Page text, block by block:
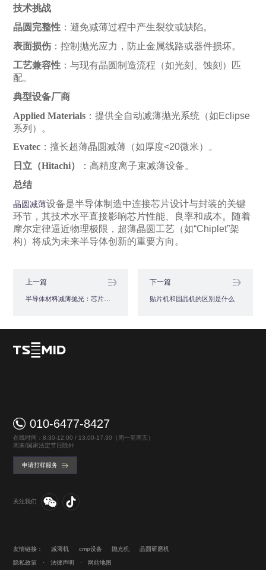
技术挑战
晶圆完整性 ：避免减薄过程中产生裂纹或缺陷。
表面损伤 ：控制抛光应力，防止金属线路或器件损坏。
工艺兼容性 ：与现有晶圆制造流程（如光刻、蚀刻）匹
配。
典型设备厂商
Applied Materials ：提供全自动减薄抛光系统（如Eclipse
系列）。
Evatec ：擅长超薄晶圆减薄（如厚度<20微米）。
日立（Hitachi）
：高精度离子束减薄设备。
总结
晶圆减薄设备是半导体制造中连接芯片设计与封装的关键
环节，其技术水平直接影响芯片性能、良率和成本。随着
摩尔定律逼近物理极限，超薄晶圆工艺（如“Chiplet”架
构）将成为未来半导体创新的重要方向。
上一篇
半导体材料减薄抛光：芯片超薄化制造的核心工艺解析
下一篇
贴片机和固晶机的区别是什么
010-6477-8427
在线时间：8:30-12:00 / 13:00-17:30（周一至周五）
周末/国家法定节日除外
申请打样服务
关注我们
友情链接： 减薄机 cmp设备 抛光机 晶圆研磨机
隐私政策 · 法律声明 · 网站地图